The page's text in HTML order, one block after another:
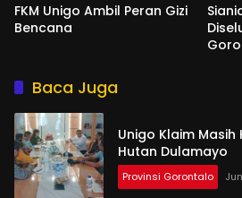
FKM Unigo Ambil Peran Gizi
Bencana
Baca Juga
Unigo Klaim Masih
Hutan Dulamayo
Provinsi Gorontalo